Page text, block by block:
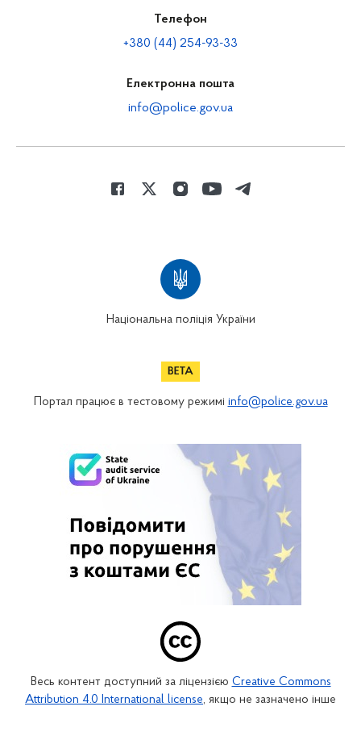
Телефон
+380 (44) 254-93-33
Електронна пошта
info@police.gov.ua
Національна поліція України
Портал працює в тестовому режимі info@police.gov.ua
Весь контент доступний за ліцензією Creative Commons
Attribution 4.0 International license, якщо не зазначено інше